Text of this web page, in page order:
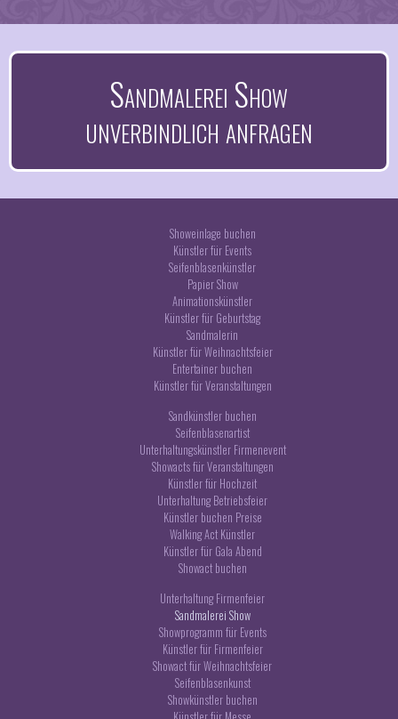
Sandmalerei Show
unverbindlich anfragen
Showeinlage buchen
Künstler für Events
Seifenblasenkünstler
Papier Show
Animationskünstler
Künstler für Geburtstag
Sandmalerin
Künstler für Weihnachtsfeier
Entertainer buchen
Künstler für Veranstaltungen
Sandkünstler buchen
Seifenblasenartist
Unterhaltungskünstler Firmenevent
Showacts für Veranstaltungen
Künstler für Hochzeit
Unterhaltung Betriebsfeier
Künstler buchen Preise
Walking Act Künstler
Künstler für Gala Abend
Showact buchen
Unterhaltung Firmenfeier
Sandmalerei Show
Showprogramm für Events
Künstler für Firmenfeier
Showact für Weihnachtsfeier
Seifenblasenkunst
Showkünstler buchen